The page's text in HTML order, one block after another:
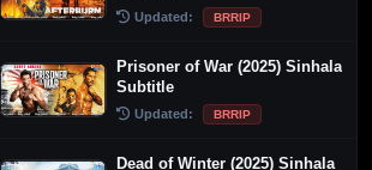
Updated: BRRIP
Prisoner of War (2025) Sinhala
Subtitle
Updated: BRRIP
Dead of Winter (2025) Sinhala